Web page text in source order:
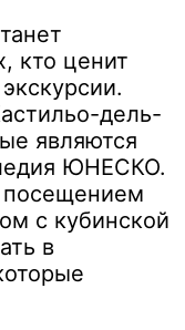
кто ценит
дель-
являются
ЮНЕСКО.
посещением
с кубинской
в